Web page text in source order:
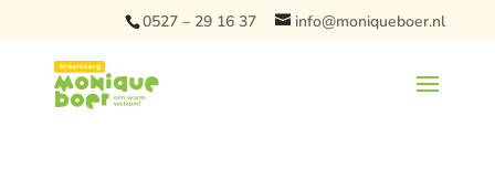
0527 – 29 16 37 info@moniqueboer.nl